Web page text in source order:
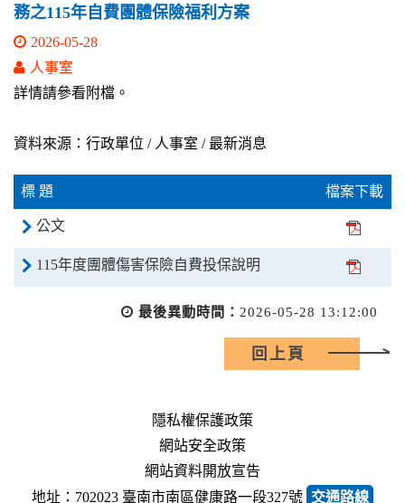
務之115年自費團體保險福利方案
2026-05-28
人事室
詳情請參看附檔。
資料來源：行政單位 / 人事室 / 最新消息
標 題 檔案下載
公文
115年度團體傷害保險自費投保說明
最後異動時間： 2026-05-28 13:12:00
回上頁
隱私權保護政策
網站安全政策
網站資料開放宣告
地址：702023 臺南市南區健康路一段327號 交通路線